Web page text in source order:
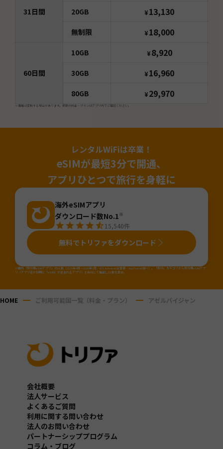
31日間 20GB ¥13,130
無制限 ¥18,000
60日間
10GB ¥ 8,920
30GB ¥16,960
80GB ¥29,970
※価格は変動する場合があります。最新の料金・プランはアプリ内でご確認ください。
レンタルWiFiは卒業！
eSIMが最短3分で開通、
アプリひとつで旅行を身軽に
海外eSIMアプリ
ダウンロード数No.1※
15,540件
無料でトリファをダウンロード
※国内「旅行用eSIMアプリ」のDL数（2025年4月～2026年3月・iOS&Android合算値・AppTweak調べ）。「旅行」カテゴリから旅行用eSIMアプ
リ（アプリ名か説明に「eSIM」が含まれるアプリ）を当社にて抽出しDL数を算出。
HOME ご利用可能国一覧（料金・プラン） アゼルバイジャン
会社概要
法人サービス
よくあるご質問
利用に関する問い合わせ
法人のお問い合わせ
パートナーシッププログラム
コラム・ブログ